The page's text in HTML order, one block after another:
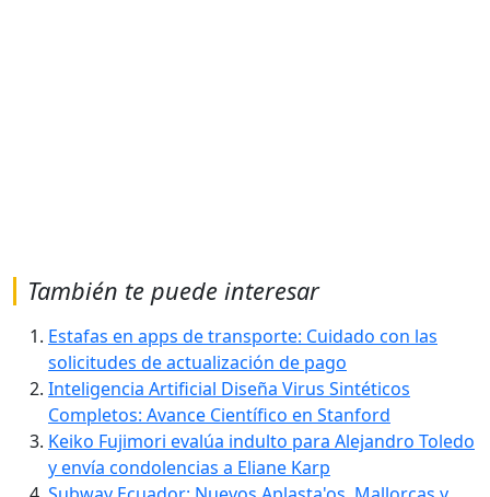
También te puede interesar
Estafas en apps de transporte: Cuidado con las
solicitudes de actualización de pago
Inteligencia Artificial Diseña Virus Sintéticos
Completos: Avance Científico en Stanford
Keiko Fujimori evalúa indulto para Alejandro Toledo
y envía condolencias a Eliane Karp